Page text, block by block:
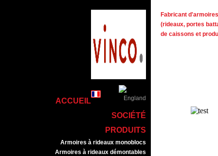
ACCUEIL
SOCIÉTÉ
PRODUITS
Armoires à rideaux monoblocs
Armoires à rideaux démontables
Fabricant
(rideaux, portes
de caissons et